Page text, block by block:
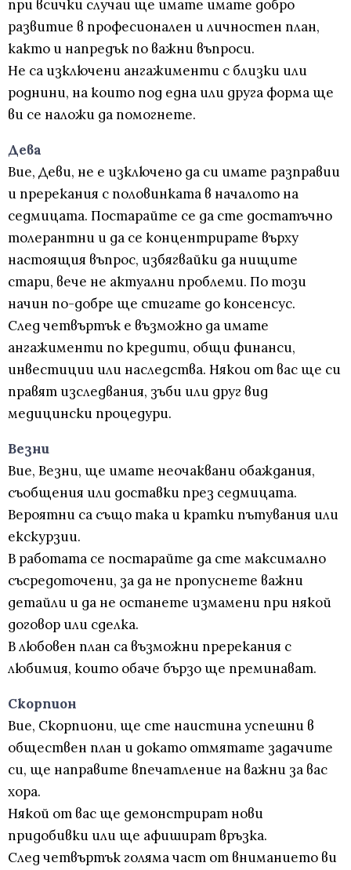
при всички случаи ще имате имате добро
развитие в професионален и личностен план,
както и напредък по важни въпроси.
Не са изключени ангажименти с близки или
роднини, на които под една или друга форма ще
ви се наложи да помогнете.
Дева
Вие, Деви, не е изключено да си имате разправии
и пререкания с половинката в началото на
седмицата. Постарайте се да сте достатъчно
толерантни и да се концентрирате върху
настоящия въпрос, избягвайки да нищите
стари, вече не актуални проблеми. По този
начин по-добре ще стигате до консенсус.
След четвъртък е възможно да имате
ангажименти по кредити, общи финанси,
инвестиции или наследства. Някои от вас ще си
правят изследвания, зъби или друг вид
медицински процедури.
Везни
Вие, Везни, ще имате неочаквани обаждания,
съобщения или доставки през седмицата.
Вероятни са също така и кратки пътувания или
екскурзии.
В работата се постарайте да сте максимално
съсредоточени, за да не пропуснете важни
детайли и да не останете измамени при някой
договор или сделка.
В любовен план са възможни пререкания с
любимия, които обаче бързо ще преминават.
Скорпион
Вие, Скорпиони, ще сте наистина успешни в
обществен план и докато отмятате задачите
си, ще направите впечатление на важни за вас
хора.
Някой от вас ще демонстрират нови
придобивки или ще афишират връзка.
След четвъртък голяма част от вниманието ви